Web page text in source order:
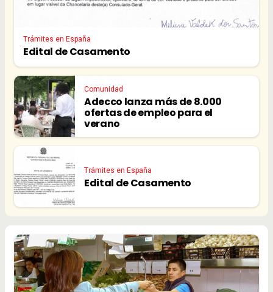
Trámites en España
Edital de Casamento
Comunidad
Adecco lanza más de 8.000
ofertas de empleo para el
verano
Trámites en España
Edital de Casamento